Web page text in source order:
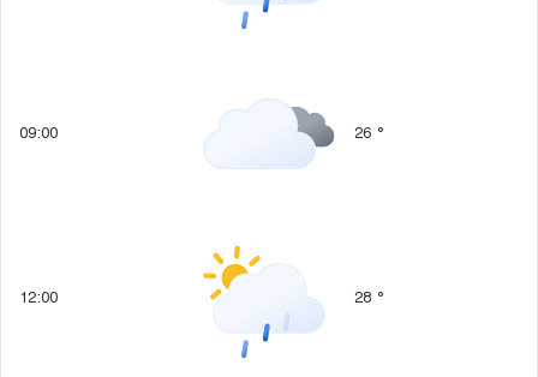
09:00 26 °
12:00 28 °